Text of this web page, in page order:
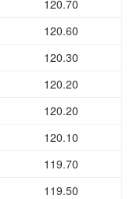
120.70
120.60
120.30
120.20
120.20
120.10
119.70
119.50